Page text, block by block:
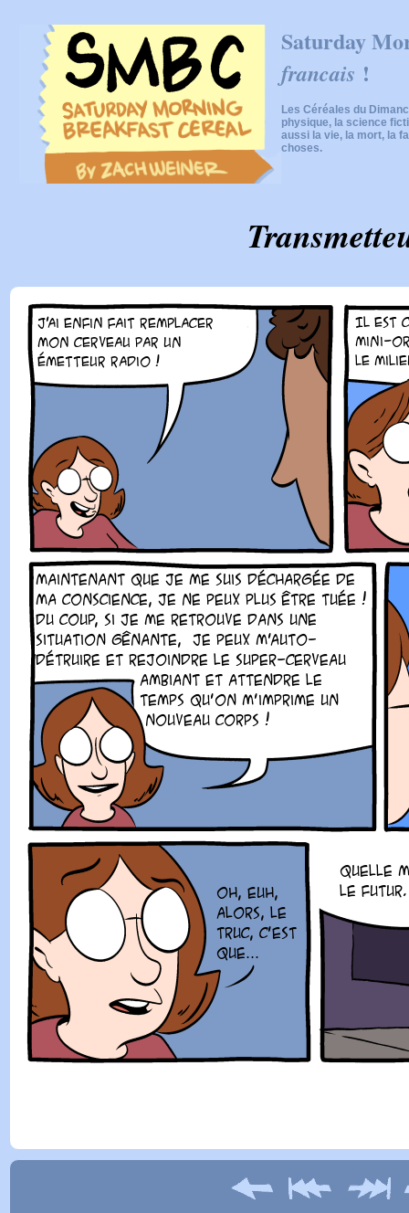
Saturday
francais !
Les Céréales du
physique, la science
aussi la vie, la mort, la
choses.